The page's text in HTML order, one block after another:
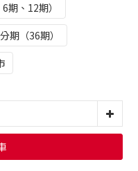
期、12期）
期（36期）